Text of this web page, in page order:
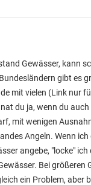
Gewässer, kann
gibt es
mit vielen (Link nur
du ja, wenn du
mit wenigen
Angeln. Wenn
angebe, "locke"
Bei größeren
ein Problem, aber